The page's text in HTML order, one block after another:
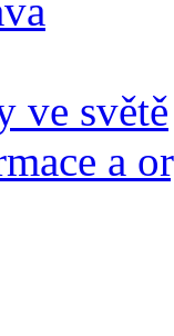
ve světě
a